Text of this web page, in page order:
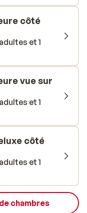
tous les jours et
dîner à la carte.
vous lancer dans
de snorkeling
et la
exceptionnelles.
côté
et 1
vue sur
et 1
côté
et 1
chambres